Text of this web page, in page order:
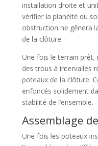
installation droite et
vérifier la planéité du
obstruction ne gênera
de la clôture.
Une fois le terrain prêt,
des trous à intervalles
poteaux de la clôture.
enfoncés solidement
stabilité de l’ensemble.
Assemblage
Une fois les poteaux